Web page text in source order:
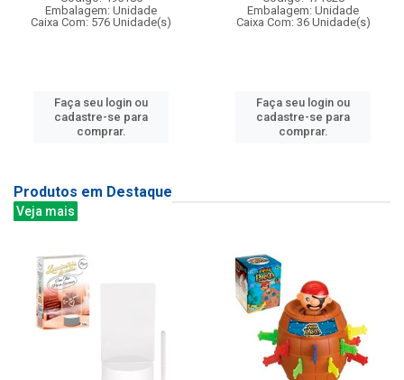
Embalagem: Unidade
Caixa Com: 576 Unidade(s)
Faça seu login ou
cadastre-se para
comprar.
Embalagem: Unidade
Caixa Com: 36 Unidade(s)
Faça seu login ou
cadastre-se para
comprar.
Produtos em Destaque
Veja mais